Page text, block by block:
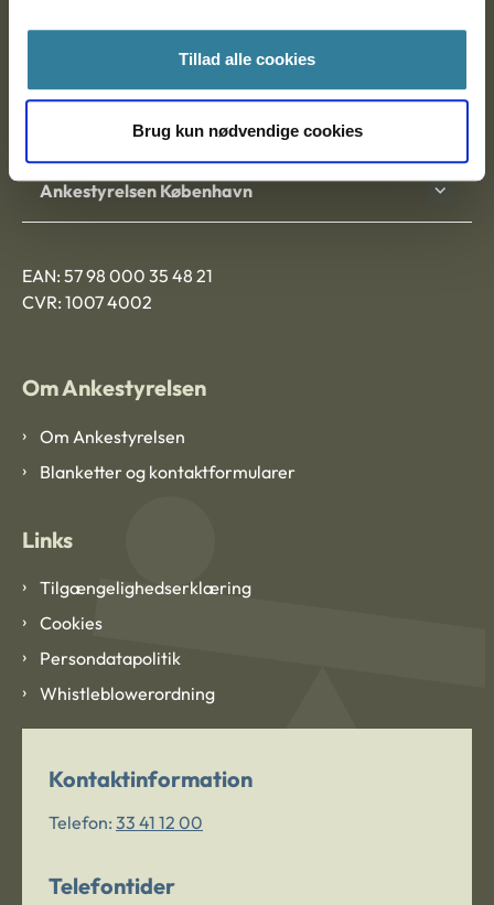
Tillad alle cookies
Brug kun nødvendige cookies
Ankestyrelsen Aalborg
Ankestyrelsen København
EAN: 57 98 000 35 48 21
CVR: 1007 4002
Om Ankestyrelsen
Om Ankestyrelsen
Blanketter og kontaktformularer
Links
Tilgængelighedserklæring
Cookies
Persondatapolitik
Whistleblowerordning
Kontaktinformation
Telefon: 33 41 12 00
Telefontider